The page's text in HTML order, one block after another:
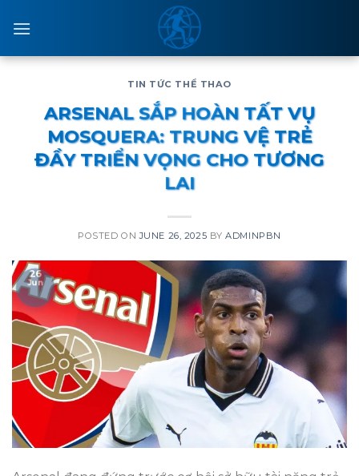
TIN TỨC THỂ THAO
ARSENAL SẮP HOÀN TẤT VỤ
MOSQUERA: TRUNG VỆ TRẺ
ĐẦY TRIỂN VỌNG CHO TƯƠNG
LAI
POSTED ONJUNE 26, 2025 BYADMINPBN
26
Jun